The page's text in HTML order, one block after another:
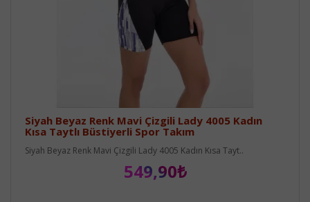
Siyah Beyaz Renk Mavi Çizgili Lady 4005 Kadın
Kısa Taytlı Büstiyerli Spor Takım
Siyah Beyaz Renk Mavi Çizgili Lady 4005 Kadın Kısa Tayt..
549,90₺